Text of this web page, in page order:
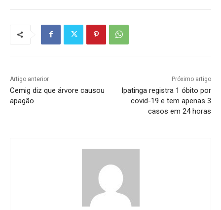
Artigo anterior
Cemig diz que árvore causou
apagão
Próximo artigo
Ipatinga registra 1 óbito por
covid-19 e tem apenas 3
casos em 24 horas